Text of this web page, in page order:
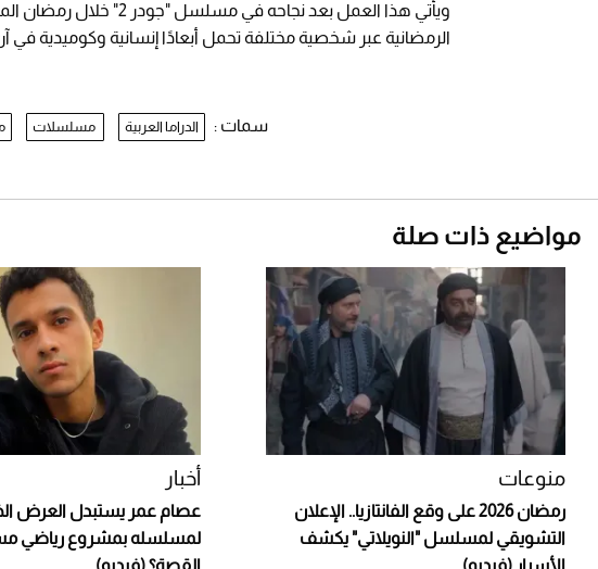
ويأتي هذا العمل بعد نجاحه
الرمضانية عبر شخصية مختلفة تحمل أبعادًا إنسانية وكوميدية في
سمات : الدراما العربية مسلسلات
مواضيع ذات صلة
منوعات
رمضان 2026 على وقع الفانتازيا.. الإعلان
التشويقي لمسلسل "النويلاتي" يكشف
الأسرار (فيديو)
أخبار
عصام عمر يستبدل العرض
لمسلسله بمشروع رياضي
القصة؟ (فيديو)